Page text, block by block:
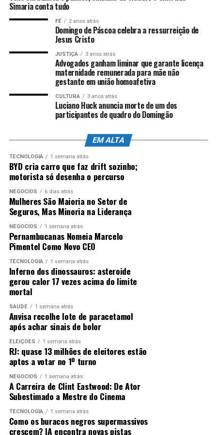
ANÚNCIO
Robôs humanoides: gigante chinesa
prepara IPO histórico e desafia EUA
A empresa chinesa Unitree definiu o preço de sua oferta
pública inicial de ações, alcançando uma avaliação
estimada de 61 bilhões de yuans, cerca de US$ 46 bilhões.
A operação coloca a fabricante de robôs humanoides
como a primeira empresa do segmento a estrear no
mercado acionário chinês.
O post Confira o Olhar Digital News na íntegra
(06/08/2026) apareceu primeiro em Olhar Digital.
Powered by WPeMatico
Simaria conta tudo
FÉ 2 anos atrás
Domingo de Páscoa celebra a ressurreição de
Jesus Cristo
JUSTIÇA 3 anos atrás
Advogados ganham liminar que garante licença
maternidade remunerada para mãe não
gestante em união homoafetiva
CULTURA 3 anos atrás
Luciano Huck anuncia morte de um dos
participantes de quadro do Domingão
EM ALTA
TECNOLOGIA 1 semana atrás
BYD cria carro que faz drift sozinho;
motorista só desenha o percurso
NEGÓCIOS 6 dias atrás
Mulheres São Maioria no Setor de
Seguros, Mas Minoria na Liderança
NEGÓCIOS 1 semana atrás
Pernambucanas Nomeia Marcelo
Pimentel Como Novo CEO
TECNOLOGIA 1 semana atrás
Inferno dos dinossauros: asteroide
gerou calor 17 vezes acima do limite
mortal
SAÚDE 1 semana atrás
Anvisa recolhe lote de paracetamol
após achar sinais de bolor
ELEIÇÕES 1 semana atrás
RJ: quase 13 milhões de eleitores estão
aptos a votar no 1º turno
NEGÓCIOS 1 semana atrás
A Carreira de Clint Eastwood: De Ator
Subestimado a Mestre do Cinema
TECNOLOGIA 1 semana atrás
Como os buracos negros supermassivos
crescem? IA encontra novas pistas